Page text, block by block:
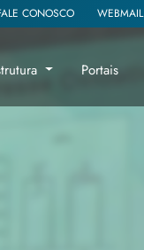
Portais
CONOSCO WEBMAIL